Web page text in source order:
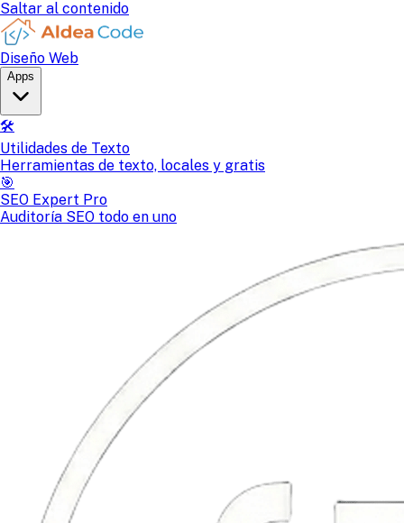
Saltar al contenido
Diseño Web
Apps
🛠️
Utilidades de Texto
Herramientas de texto, locales y gratis
🎯
SEO Expert Pro
Auditoría SEO todo en uno